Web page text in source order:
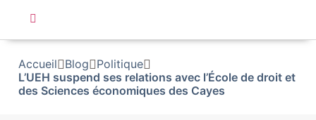
Accueil Blog
Politique
L’UEH suspend ses relations avec l’École de droit et
des Sciences économiques des Cayes